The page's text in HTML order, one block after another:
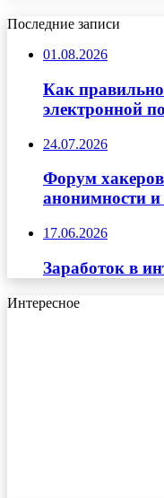
Последние записи
01.08.2026
Как правильно
электронной
24.07.2026
Форум
анонимности
17.06.2026
Заработок в
Интересное